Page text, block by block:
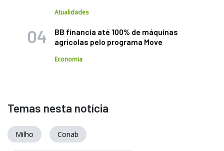
Atualidades
BB financia até 100% de máquinas
agrícolas pelo programa Move
Economia
Temas nesta notícia
Milho Conab